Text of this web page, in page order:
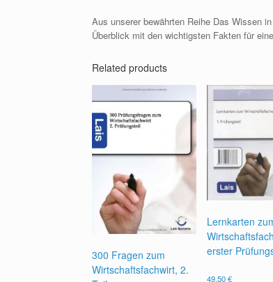
Aus unserer bewährten Reihe Das Wissen
Überblick mit den wichtigsten Fakten für
Related products
300 Fragen zum
Wirtschaftsfachwirt, 2.
Lernkarten
erster
49,50€